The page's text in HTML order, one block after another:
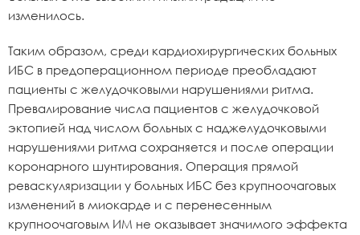
изменилось.
Таким образом, среди кардиохирургических больных
ИБС в предоперационном периоде преобладают
пациенты с желудочковыми нарушениями ритма.
Превалирование числа пациентов с желудочковой
эктопией над числом больных с наджелудочковыми
нарушениями ритма сохраняется и после операции
коронарного шунтирования. Операция прямой
реваскуляризации у больных ИБС без крупноочаговых
изменений в миокарде и с перенесенным
крупноочаговым ИМ не оказывает значимого эффекта